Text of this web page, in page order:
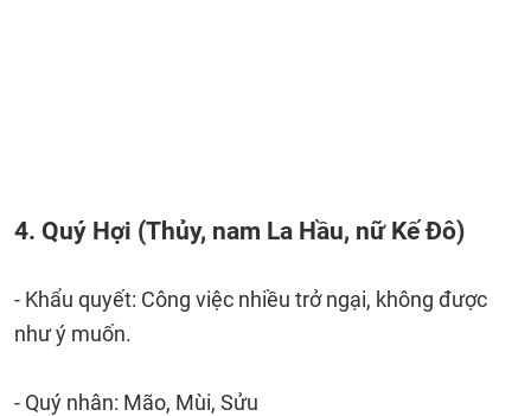
4. Quý Hợi (Thủy, nam La Hầu, nữ Kế Đô)
- Khẩu quyết: Công việc nhiều trở ngại, không được
như ý muốn.
- Quý nhân: Mão, Mùi, Sửu